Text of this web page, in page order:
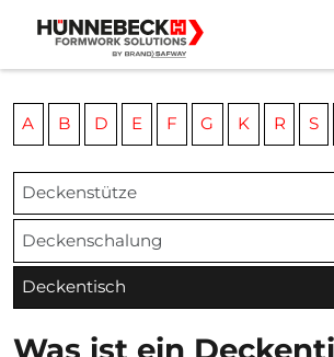
directly to page content
directly to main menu
A B D E F G K R S
Deckenstütze
Deckenschalung
Deckentisch
Was ist ein